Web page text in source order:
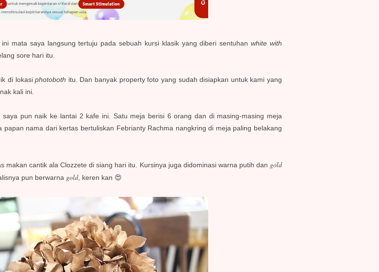
mata saya langsung tertuju pada sebuah kursi klasik yang diberi sentuhanwhite with
sore hari itu.
di lokasiphotoboth itu. Dan banyak property foto yang sudah disiapkan untuk kami yang
kali ini.
pun naik ke lantai 2 kafe ini. Satu meja berisi 6 orang dan di masing-masing meja
nama dari kertas bertuliskan Febrianty Rachma nangkring di meja paling belakang
makan cantik ala Clozzete di siang hari itu. Kursinya juga didominasi warna putih dan gold
pun berwarna gold, keren kan 😍